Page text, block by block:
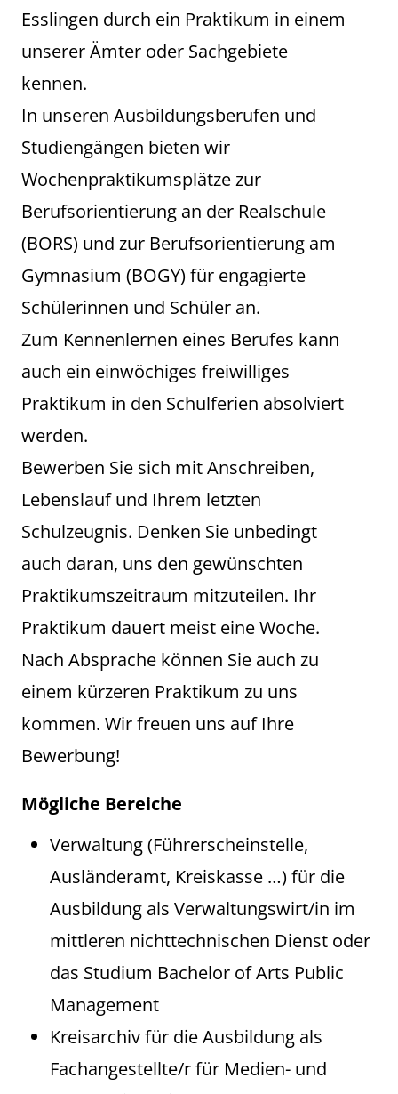
Esslingen durch ein Praktikum in einem
unserer Ämter oder Sachgebiete
kennen.
In unseren Ausbildungsberufen und
Studiengängen bieten wir
Wochenpraktikumsplätze zur
Berufsorientierung an der Realschule
(BORS) und zur Berufsorientierung am
Gymnasium (BOGY) für engagierte
Schülerinnen und Schüler an.
Zum Kennenlernen eines Berufes kann
auch ein einwöchiges freiwilliges
Praktikum in den Schulferien absolviert
werden.
Bewerben Sie sich mit Anschreiben,
Lebenslauf und Ihrem letzten
Schulzeugnis. Denken Sie unbedingt
auch daran, uns den gewünschten
Praktikumszeitraum mitzuteilen. Ihr
Praktikum dauert meist eine Woche.
Nach Absprache können Sie auch zu
einem kürzeren Praktikum zu uns
kommen. Wir freuen uns auf Ihre
Bewerbung!
Mögliche Bereiche
Verwaltung (Führerscheinstelle,
Ausländeramt, Kreiskasse …) für die
Ausbildung als Verwaltungswirt/in im
mittleren nichttechnischen Dienst oder
das Studium Bachelor of Arts Public
Management
Kreisarchiv für die Ausbildung als
Fachangestellte/r für Medien- und